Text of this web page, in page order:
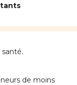
santé.
de moins